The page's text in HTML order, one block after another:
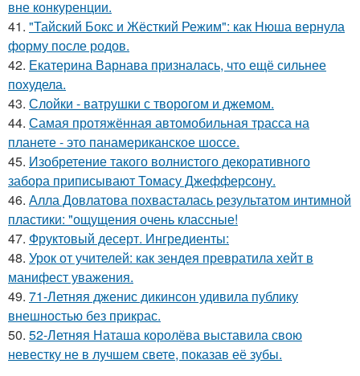
вне конкуренции.
41. "Тайский Бокс и Жёсткий Режим": как Нюша вернула
форму после родов.
42. Екатерина Варнава призналась, что ещё сильнее
похудела.
43. Слойки - ватрушки с творогом и джемом.
44. Самая протяжённая автомобильная трасса на
планете - это панамериканское шоссе.
45. Изобретение такого волнистого декоративного
забора приписывают Томасу Джефферсону.
46. Алла Довлатова похвасталась результатом интимной
пластики: "ощущения очень классные!
47. Фруктовый десерт. Ингредиенты:
48. Урок от учителей: как зендея превратила хейт в
манифест уважения.
49. 71-Летняя дженис дикинсон удивила публику
внешностью без прикрас.
50. 52-Летняя Наташа королёва выставила свою
невестку не в лучшем свете, показав её зубы.